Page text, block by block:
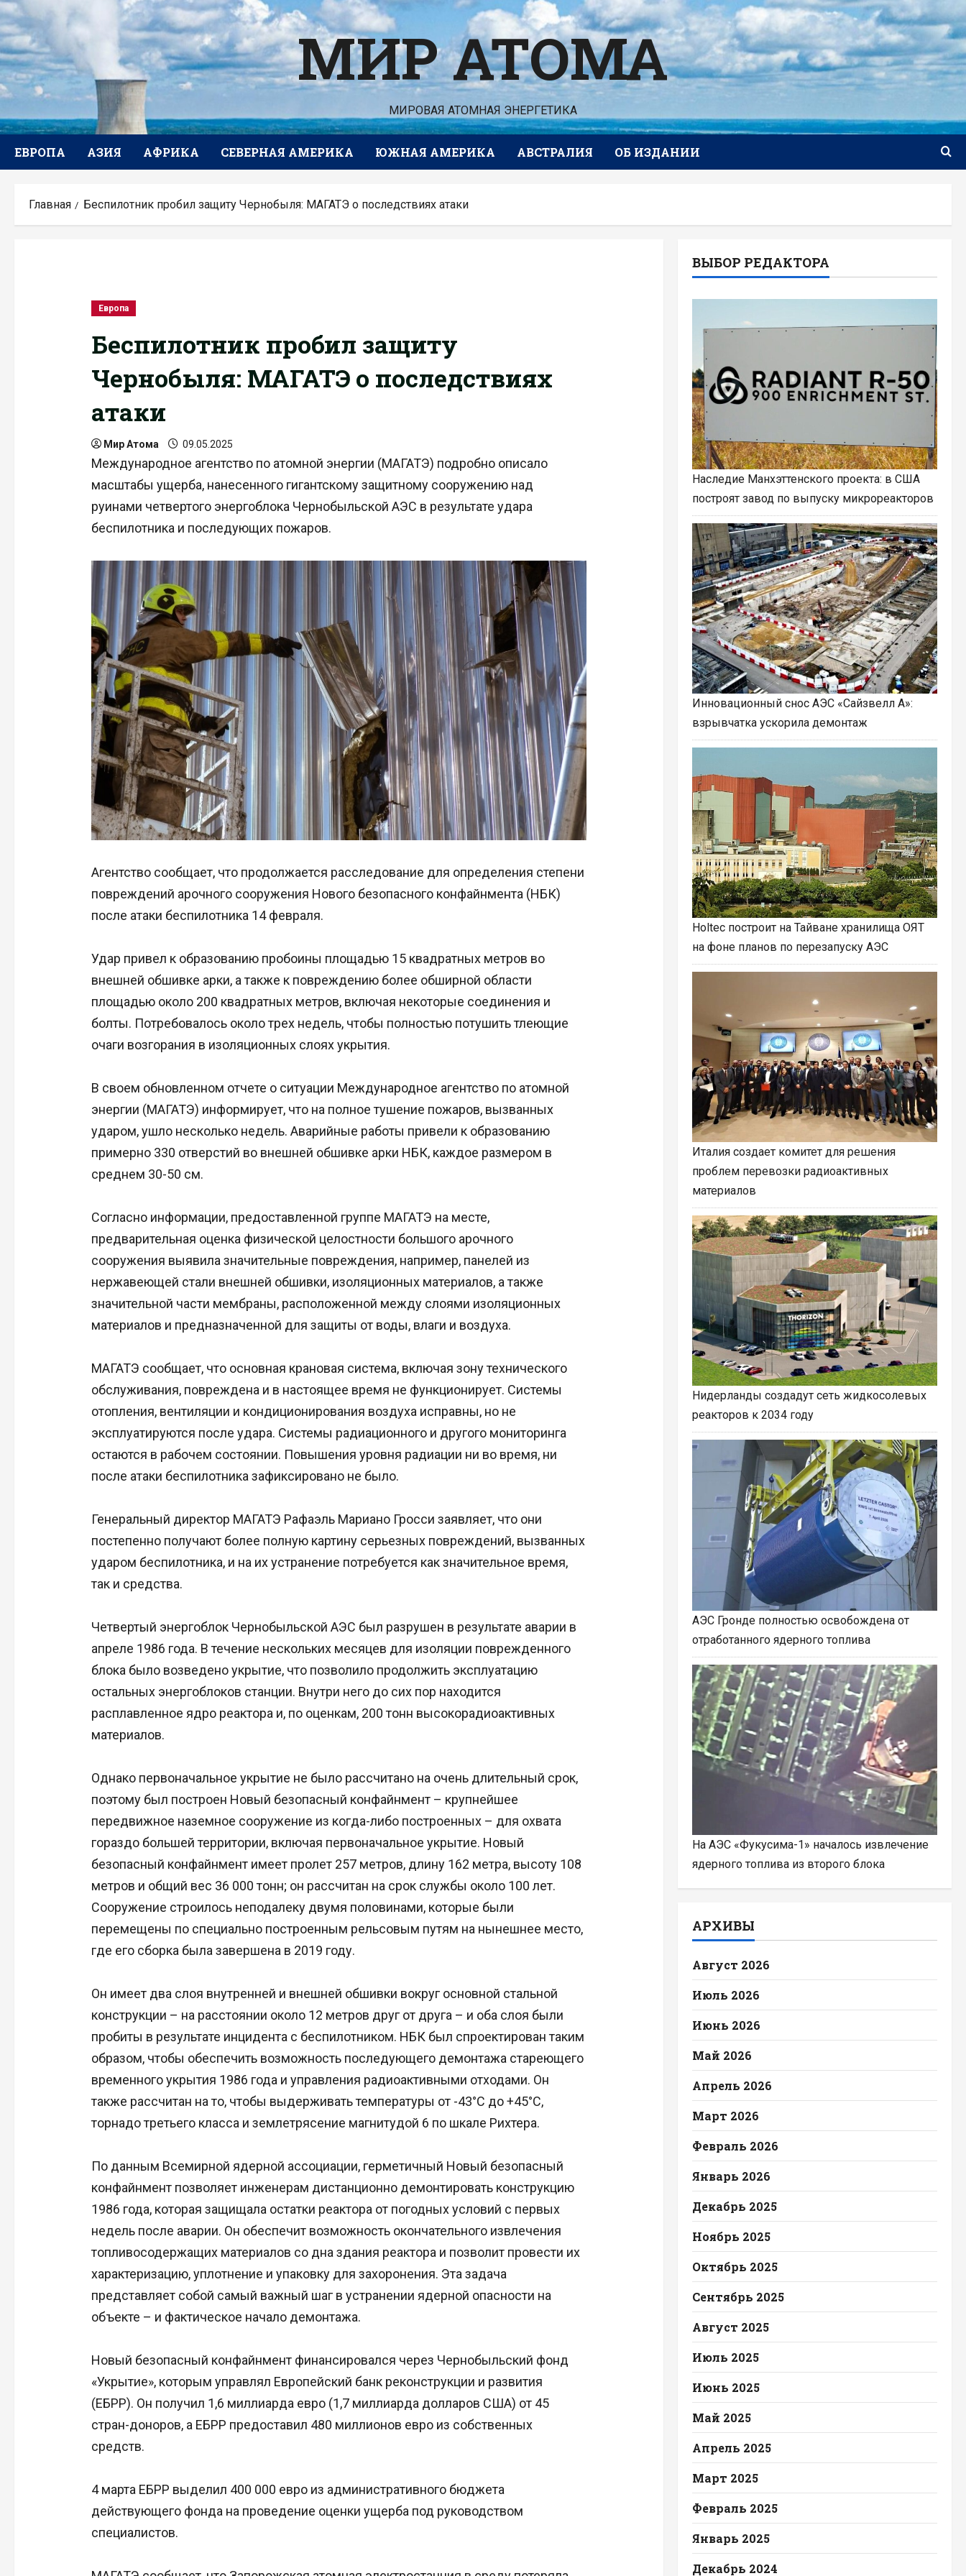
Перейти
к
содержимому
МИР АТОМА
МИРОВАЯ АТОМНАЯ ЭНЕРГЕТИКА
ЕВРОПА АЗИЯ АФРИКА СЕВЕРНАЯ АМЕРИКА ЮЖНАЯ АМЕРИКА АВСТРАЛИЯ ОБ ИЗДАНИИ
Главная Беспилотник пробил защиту Чернобыля: МАГАТЭ о последствиях атаки
Европа
Беспилотник пробил защиту
Чернобыля: МАГАТЭ о последствиях
атаки
Мир Атома 09.05.2025
Международное агентство по атомной энергии (МАГАТЭ) подробно описало
масштабы ущерба, нанесенного гигантскому защитному сооружению над
руинами четвертого энергоблока Чернобыльской АЭС в результате удара
беспилотника и последующих пожаров.
Агентство сообщает, что продолжается расследование для определения степени
повреждений арочного сооружения Нового безопасного конфайнмента (НБК)
после атаки беспилотника 14 февраля.
Удар привел к образованию пробоины площадью 15 квадратных метров во
внешней обшивке арки, а также к повреждению более обширной области
площадью около 200 квадратных метров, включая некоторые соединения и
болты. Потребовалось около трех недель, чтобы полностью потушить тлеющие
очаги возгорания в изоляционных слоях укрытия.
В своем обновленном отчете о ситуации Международное агентство по атомной
энергии (МАГАТЭ) информирует, что на полное тушение пожаров, вызванных
ударом, ушло несколько недель. Аварийные работы привели к образованию
примерно 330 отверстий во внешней обшивке арки НБК, каждое размером в
среднем 30-50 см.
Согласно информации, предоставленной группе МАГАТЭ на месте,
предварительная оценка физической целостности большого арочного
сооружения выявила значительные повреждения, например, панелей из
нержавеющей стали внешней обшивки, изоляционных материалов, а также
значительной части мембраны, расположенной между слоями изоляционных
материалов и предназначенной для защиты от воды, влаги и воздуха.
МАГАТЭ сообщает, что основная крановая система, включая зону технического
обслуживания, повреждена и в настоящее время не функционирует. Системы
отопления, вентиляции и кондиционирования воздуха исправны, но не
эксплуатируются после удара. Системы радиационного и другого мониторинга
остаются в рабочем состоянии. Повышения уровня радиации ни во время, ни
после атаки беспилотника зафиксировано не было.
Генеральный директор МАГАТЭ Рафаэль Мариано Гросси заявляет, что они
постепенно получают более полную картину серьезных повреждений, вызванных
ударом беспилотника, и на их устранение потребуется как значительное время,
так и средства.
Четвертый энергоблок Чернобыльской АЭС был разрушен в результате аварии в
апреле 1986 года. В течение нескольких месяцев для изоляции поврежденного
блока было возведено укрытие, что позволило продолжить эксплуатацию
остальных энергоблоков станции. Внутри него до сих пор находится
расплавленное ядро реактора и, по оценкам, 200 тонн высокорадиоактивных
материалов.
Однако первоначальное укрытие не было рассчитано на очень длительный срок,
поэтому был построен Новый безопасный конфайнмент – крупнейшее
передвижное наземное сооружение из когда-либо построенных – для охвата
гораздо большей территории, включая первоначальное укрытие. Новый
безопасный конфайнмент имеет пролет 257 метров, длину 162 метра, высоту 108
метров и общий вес 36 000 тонн; он рассчитан на срок службы около 100 лет.
Сооружение строилось неподалеку двумя половинами, которые были
перемещены по специально построенным рельсовым путям на нынешнее место,
где его сборка была завершена в 2019 году.
Он имеет два слоя внутренней и внешней обшивки вокруг основной стальной
конструкции – на расстоянии около 12 метров друг от друга – и оба слоя были
пробиты в результате инцидента с беспилотником. НБК был спроектирован таким
образом, чтобы обеспечить возможность последующего демонтажа стареющего
временного укрытия 1986 года и управления радиоактивными отходами. Он
также рассчитан на то, чтобы выдерживать температуры от -43°C до +45°C,
торнадо третьего класса и землетрясение магнитудой 6 по шкале Рихтера.
По данным Всемирной ядерной ассоциации, герметичный Новый безопасный
конфайнмент позволяет инженерам дистанционно демонтировать конструкцию
1986 года, которая защищала остатки реактора от погодных условий с первых
недель после аварии. Он обеспечит возможность окончательного извлечения
топливосодержащих материалов со дна здания реактора и позволит провести их
характеризацию, уплотнение и упаковку для захоронения. Эта задача
представляет собой самый важный шаг в устранении ядерной опасности на
объекте – и фактическое начало демонтажа.
Новый безопасный конфайнмент финансировался через Чернобыльский фонд
«Укрытие», которым управлял Европейский банк реконструкции и развития
(ЕБРР). Он получил 1,6 миллиарда евро (1,7 миллиарда долларов США) от 45
стран-доноров, а ЕБРР предоставил 480 миллионов евро из собственных
средств.
4 марта ЕБРР выделил 400 000 евро из административного бюджета
действующего фонда на проведение оценки ущерба под руководством
специалистов.
ВЫБОР РЕДАКТОРА
Наследие Манхэттенского проекта: в США
построят завод по выпуску микрореакторов
Инновационный снос АЭС «Сайзвелл А»:
взрывчатка ускорила демонтаж
Holtec построит на Тайване хранилища ОЯТ
на фоне планов по перезапуску АЭС
Италия создает комитет для решения
проблем перевозки радиоактивных
материалов
Нидерланды создадут сеть жидкосолевых
реакторов к 2034 году
АЭС Гронде полностью освобождена от
отработанного ядерного топлива
На АЭС «Фукусима-1» началось извлечение
ядерного топлива из второго блока
АРХИВЫ
Август 2026
Июль 2026
Июнь 2026
Май 2026
Апрель 2026
Март 2026
Февраль 2026
Январь 2026
Декабрь 2025
Ноябрь 2025
Октябрь 2025
Сентябрь 2025
Август 2025
Июль 2025
Июнь 2025
Май 2025
Апрель 2025
Март 2025
Февраль 2025
Январь 2025
Декабрь 2024